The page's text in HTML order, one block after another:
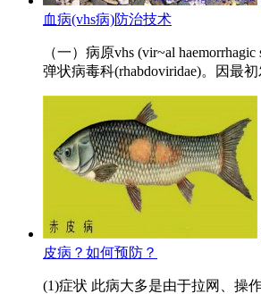
血病(vhs病)防治技术
（一）病原vhs (vir~al
弹状病毒科(rhabdoviridae)。因最
皮病？如何预防？
(1)症状 此病大多是由于拉网、操